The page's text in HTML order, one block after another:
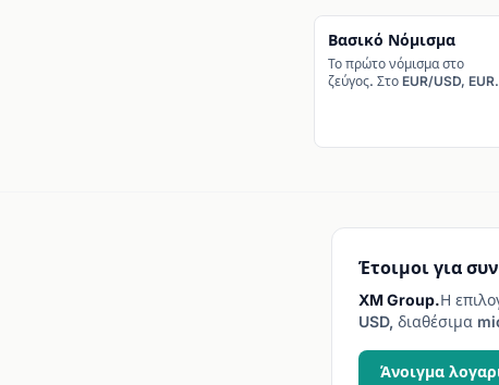
Βασικό Νόμισμα
Το πρώτο νόμισμα στο
ζεύγος. Στο EUR/USD, EUR
Έτοιμοι για
XM Group.Η
USD, διαθέσιμα
Άνοιγμα